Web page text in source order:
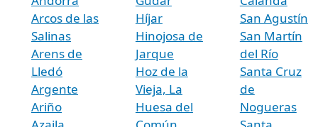
Arcos de las
Salinas
Arens de
Lledó
Argente
Ariño
Híjar
Hinojosa de
Jarque
Hoz de la
Vieja, La
Huesa del
San Agustín
San Martín
del Río
Santa Cruz
de
Nogueras